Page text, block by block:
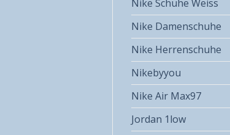
Nike Schuhe Weiss
Nike Damenschuhe
Nike Herrenschuhe
Nikebyyou
Nike Air Max97
Jordan 1low